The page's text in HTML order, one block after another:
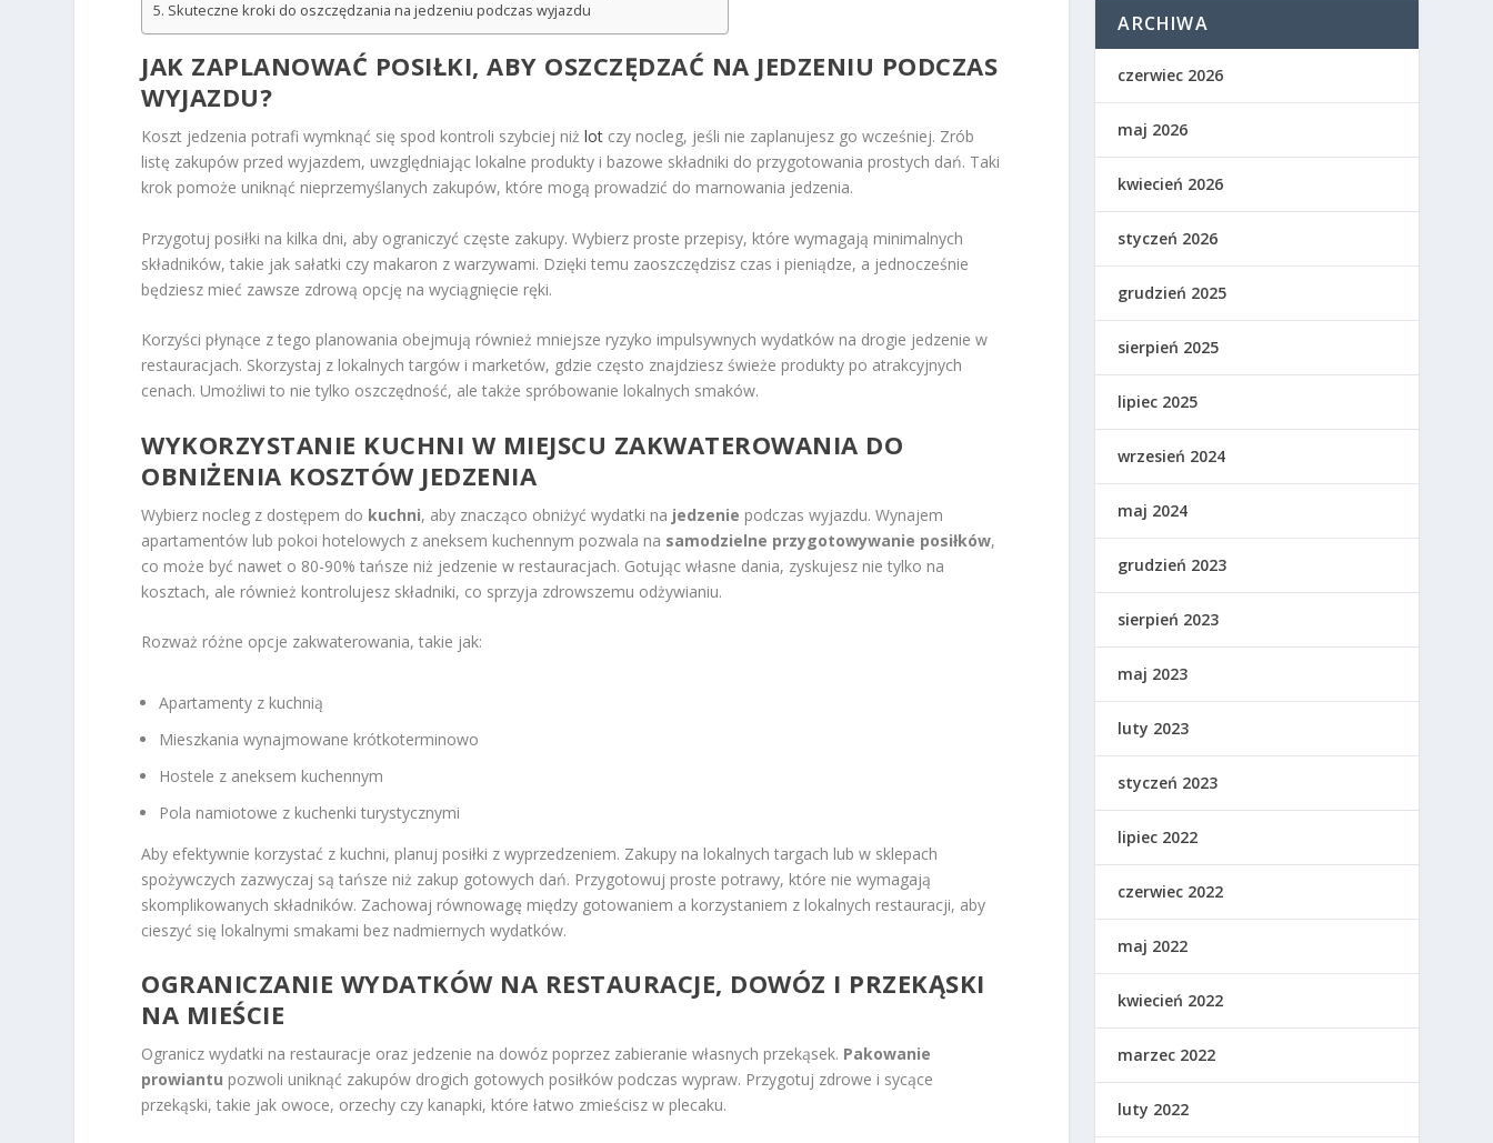
Skuteczne kroki do oszczędzania na jedzeniu podczas wyjazdu
JAK ZAPLANOWAĆ POSIŁKI, ABY OSZCZĘDZAĆ NA JEDZENIU PODCZAS
WYJAZDU?
Koszt jedzenia potrafi wymknąć się spod kontroli szybciej niżlot czy nocleg, jeśli nie zaplanujesz go wcześniej. Zrób
listę zakupów przed wyjazdem, uwzględniając lokalne produkty i bazowe składniki do przygotowania prostych dań. Taki
krok pomoże uniknąć nieprzemyślanych zakupów, które mogą prowadzić do marnowania jedzenia.
Przygotuj posiłki na kilka dni, aby ograniczyć częste zakupy. Wybierz proste przepisy, które wymagają minimalnych
składników, takie jak sałatki czy makaron z warzywami. Dzięki temu zaoszczędzisz czas i pieniądze, a jednocześnie
będziesz mieć zawsze zdrową opcję na wyciągnięcie ręki.
Korzyści płynące z tego planowania obejmują również mniejsze ryzyko impulsywnych wydatków na drogie jedzenie w
restauracjach. Skorzystaj z lokalnych targów i marketów, gdzie często znajdziesz świeże produkty po atrakcyjnych
cenach. Umożliwi to nie tylko oszczędność, ale także spróbowanie lokalnych smaków.
WYKORZYSTANIE KUCHNI W MIEJSCU ZAKWATEROWANIA DO
OBNIŻENIA KOSZTÓW JEDZENIA
Wybierz nocleg z dostępem do kuchni, aby znacząco obniżyć wydatki na jedzenie podczas wyjazdu. Wynajem
apartamentów lub pokoi hotelowych z aneksem kuchennym pozwala na samodzielne przygotowywanie posiłków,
co może być nawet o 80-90% tańsze niż jedzenie w restauracjach. Gotując własne dania, zyskujesz nie tylko na
kosztach, ale również kontrolujesz składniki, co sprzyja zdrowszemu odżywianiu.
Rozważ różne opcje zakwaterowania, takie jak:
Apartamenty z kuchnią
Mieszkania wynajmowane krótkoterminowo
Hostele z aneksem kuchennym
Pola namiotowe z kuchenki turystycznymi
Aby efektywnie korzystać z kuchni, planuj posiłki z wyprzedzeniem. Zakupy na lokalnych targach lub w sklepach
spożywczych zazwyczaj są tańsze niż zakup gotowych dań. Przygotowuj proste potrawy, które nie wymagają
skomplikowanych składników. Zachowaj równowagę między gotowaniem a korzystaniem z lokalnych restauracji, aby
cieszyć się lokalnymi smakami bez nadmiernych wydatków.
OGRANICZANIE WYDATKÓW NA RESTAURACJE, DOWÓZ I PRZEKĄSKI
NA MIEŚCIE
Ogranicz wydatki na restauracje oraz jedzenie na dowóz poprzez zabieranie własnych przekąsek. Pakowanie
prowiantu pozwoli uniknąć zakupów drogich gotowych posiłków podczas wypraw. Przygotuj zdrowe i sycące
przekąski, takie jak owoce, orzechy czy kanapki, które łatwo zmieścisz w plecaku.
ARCHIWA
czerwiec 2026
maj 2026
kwiecień 2026
styczeń 2026
grudzień 2025
sierpień 2025
lipiec 2025
wrzesień 2024
maj 2024
grudzień 2023
sierpień 2023
maj 2023
luty 2023
styczeń 2023
lipiec 2022
czerwiec 2022
maj 2022
kwiecień 2022
marzec 2022
luty 2022